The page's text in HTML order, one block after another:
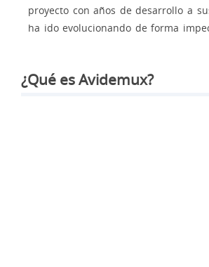
proyecto con años de desarrollo a
ha ido evolucionando de forma
¿Qué es Avidemux?